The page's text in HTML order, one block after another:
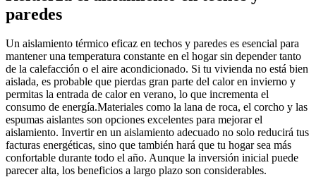
paredes
Un aislamiento térmico eficaz en techos y paredes es esencial para
mantener una temperatura constante en el hogar sin depender tanto
de la calefacción o el aire acondicionado. Si tu vivienda no está bien
aislada, es probable que pierdas gran parte del calor en invierno y
permitas la entrada de calor en verano, lo que incrementa el
consumo de energía.Materiales como la lana de roca, el corcho y las
espumas aislantes son opciones excelentes para mejorar el
aislamiento. Invertir en un aislamiento adecuado no solo reducirá tus
facturas energéticas, sino que también hará que tu hogar sea más
confortable durante todo el año. Aunque la inversión inicial puede
parecer alta, los beneficios a largo plazo son considerables.